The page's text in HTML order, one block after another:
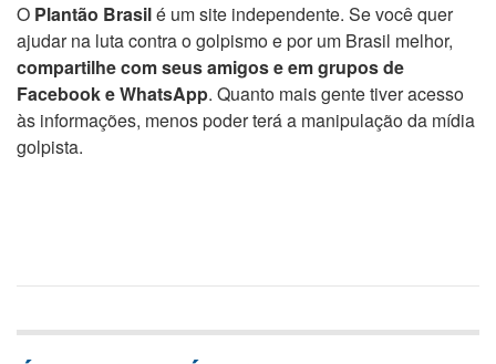
O Plantão Brasilé um site independente. Se você quer
ajudar na luta contra o golpismo e por um Brasil melhor,
compartilhe com seus amigos e em grupos de
Facebook e WhatsApp. Quanto mais gente tiver acesso
às informações, menos poder terá a manipulação da mídia
golpista.